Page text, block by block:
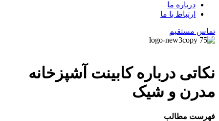
درباره ما
ارتباط با ما
تماس مستقیم
نکاتی درباره کابینت آشپزخانه
مدرن و شیک
فهرست مطالب